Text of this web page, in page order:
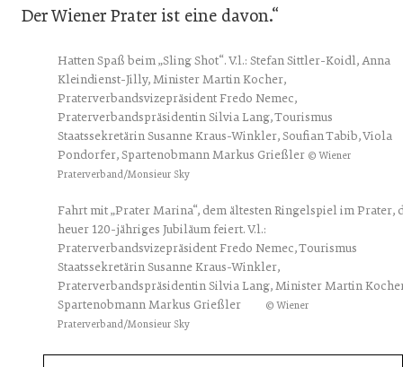
Der Wiener Prater ist eine davon.“
Hatten Spaß beim „Sling Shot“. V.l.: Stefan Sittler-Koidl, Anna
Kleindienst-Jilly, Minister Martin Kocher,
Praterverbandsvizepräsident Fredo Nemec,
Praterverbandspräsidentin Silvia Lang, Tourismus
Staatssekretärin Susanne Kraus-Winkler, Soufian Tabib, Viola
Pondorfer, Spartenobmann Markus Grießler © Wiener
Praterverband/Monsieur Sky
Fahrt mit „Prater Marina“, dem ältesten Ringelspiel im Prater,
heuer 120-jähriges Jubiläum feiert. V.l.:
Praterverbandsvizepräsident Fredo Nemec, Tourismus
Staatssekretärin Susanne Kraus-Winkler,
Praterverbandspräsidentin Silvia Lang, Minister Martin
Spartenobmann Markus Grießler
© Wiener
Praterverband/Monsieur Sky